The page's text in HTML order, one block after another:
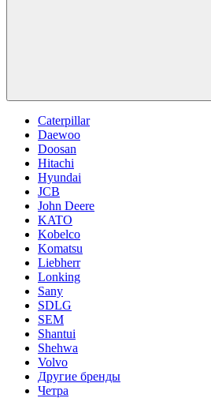
Caterpillar
Daewoo
Doosan
Hitachi
Hyundai
JCB
John Deere
KATO
Kobelco
Komatsu
Liebherr
Lonking
Sany
SDLG
SEM
Shantui
Shehwa
Volvo
Другие бренды
Четра